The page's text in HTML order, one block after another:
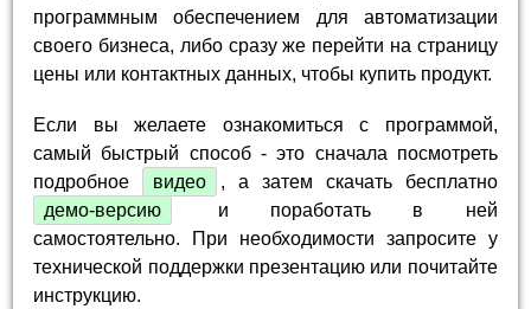
программным обеспечением для автоматизации
своего бизнеса, либо сразу же перейти на страницу
цены или контактных данных, чтобы купить продукт.
Если вы желаете ознакомиться с программой,
самый быстрый способ - это сначала посмотреть
подробное
видео
, а затем скачать бесплатно
демо-версию
и поработать в ней
самостоятельно. При необходимости запросите у
технической поддержки презентацию или почитайте
инструкцию.